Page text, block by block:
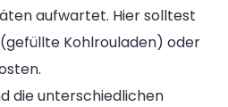
aufwartet. Hier solltest
Kohlrouladen) oder
die unterschiedlichen